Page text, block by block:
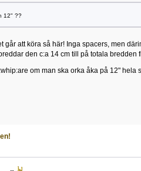
12" ??
att köra så här! Inga spacers, men
den c:a 14 cm till på totala bredden
om man ska orka åka på 12" hela